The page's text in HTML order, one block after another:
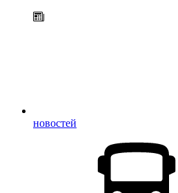
новостей